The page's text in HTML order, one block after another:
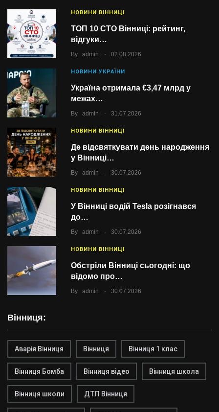
НОВИНИ ВІННИЦІ
ТОП 10 СТО Вінниці: рейтинг,
відгуки…
By admin . 02.08.2026
НОВИНИ УКРАЇНИ
Україна отримала €3,47 млрд у
межах…
By admin . 31.07.2026
НОВИНИ ВІННИЦІ
Де відсвяткувати день народження
у Вінниці…
By admin . 30.07.2026
НОВИНИ ВІННИЦІ
У Вінниці водій Tesla розігнався
до…
By admin . 30.07.2026
НОВИНИ ВІННИЦІ
Обстріли Вінниці сьогодні: що
відомо про…
By admin . 30.07.2026
Вінниця:
Аварія Вінниця Вінниця Вінниця 1 клас
Вінниця Бомба Вінниця відео Вінниця школа
Вінниця школи ДТП Вінниця